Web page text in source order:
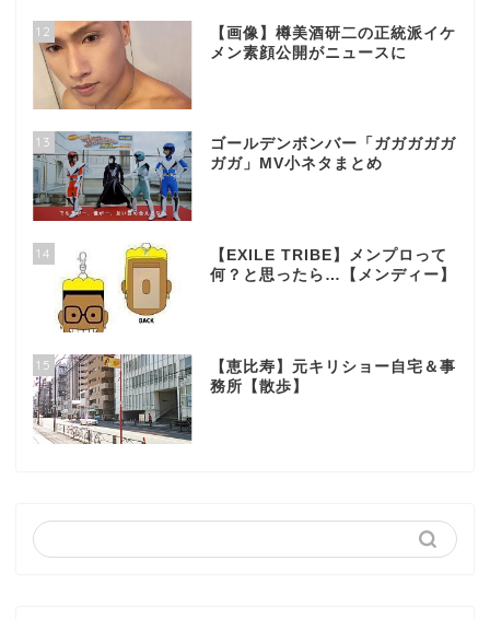
12
【画像】樽美酒研二の正統派イケ
メン素顔公開がニュースに
13
ゴールデンボンバー「ガガガガガ
ガガ」MV小ネタまとめ
14
【EXILE TRIBE】メンプロって
何？と思ったら…【メンディー】
15
【恵比寿】元キリショー自宅＆事
務所【散歩】